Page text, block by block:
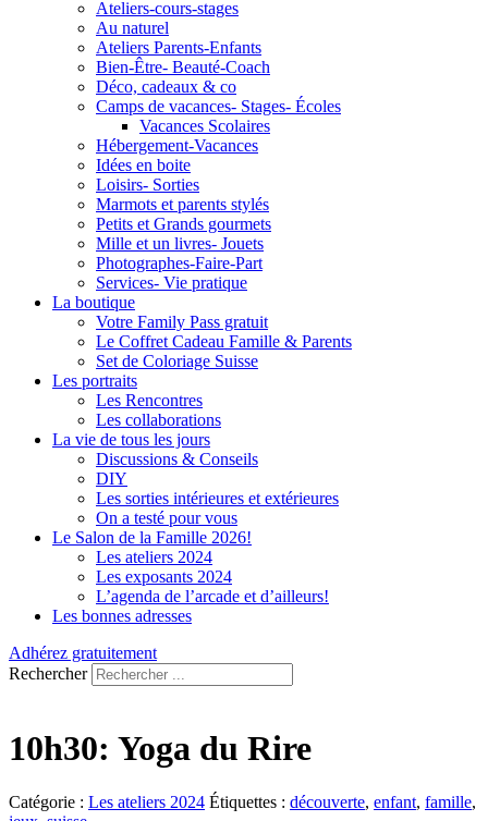
Ateliers-cours-stages
Au naturel
Ateliers Parents-Enfants
Bien-Être- Beauté-Coach
Déco, cadeaux & co
Camps de vacances- Stages- Écoles
Vacances Scolaires
Hébergement-Vacances
Idées en boite
Loisirs- Sorties
Marmots et parents stylés
Petits et Grands gourmets
Mille et un livres- Jouets
Photographes-Faire-Part
Services- Vie pratique
La boutique
Votre Family Pass gratuit
Le Coffret Cadeau Famille & Parents
Set de Coloriage Suisse
Les portraits
Les Rencontres
Les collaborations
La vie de tous les jours
Discussions & Conseils
DIY
Les sorties intérieures et extérieures
On a testé pour vous
Le Salon de la Famille 2026!
Les ateliers 2024
Les exposants 2024
L’agenda de l’arcade et d’ailleurs!
Les bonnes adresses
Adhérez gratuitement
Rechercher
10h30: Yoga du Rire
Catégorie : Les ateliers 2024 Étiquettes : découverte, enfant, famille,